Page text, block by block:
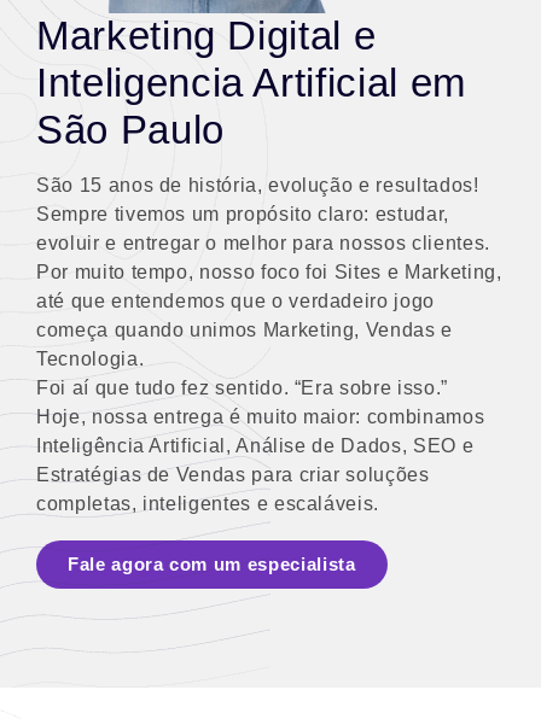
Marketing Digital e
Inteligencia Artificial em
São Paulo
São 15 anos de história, evolução e resultados!
Sempre tivemos um propósito claro: estudar,
evoluir e entregar o melhor para nossos clientes.
Por muito tempo, nosso foco foi Sites e Marketing,
até que entendemos que o verdadeiro jogo
começa quando unimos Marketing, Vendas e
Tecnologia.
Foi aí que tudo fez sentido. “Era sobre isso.”
Hoje, nossa entrega é muito maior: combinamos
Inteligência Artificial, Análise de Dados, SEO e
Estratégias de Vendas para criar soluções
completas, inteligentes e escaláveis.
Fale agora com um especialista